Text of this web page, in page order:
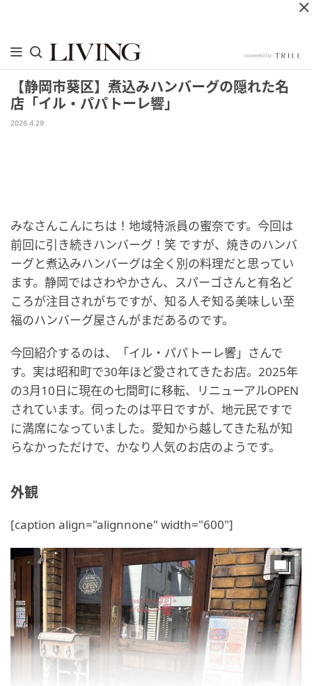
【静岡市葵区】煮込みハンバーグの隠れた名
店「イル・パパトーレ響」
2026.4.29
みなさんこんにちは！地域特派員の蜜奈です。今回は
前回に引き続きハンバーグ！笑 ですが、焼きのハンバ
ーグと煮込みハンバーグは全く別の料理だと思ってい
ます。静岡ではさわやかさん、スパーゴさんと有名ど
ころが注目されがちですが、知る人ぞ知る美味しい至
福のハンバーグ屋さんがまだあるのです。
今回紹介するのは、「イル・パパトーレ響」さんで
す。実は昭和町で30年ほど愛されてきたお店。2025年
の3月10日に現在の七間町に移転、リニューアルOPEN
されています。伺ったのは平日ですが、地元民ですで
に満席になっていました。愛知から越してきた私が知
らなかっただけで、かなり人気のお店のようです。
外観
[caption align="alignnone" width="600"]